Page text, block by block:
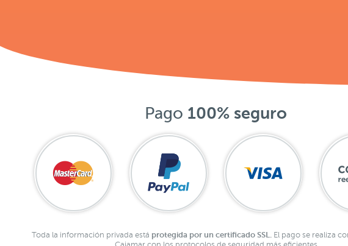
Pago 100% seguro
Toda la información privada está protegida por un certificado SSL.
El pago se realiza